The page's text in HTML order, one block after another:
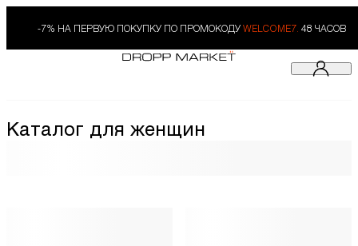
-7% НА ПЕРВУЮ ПОКУПКУ ПО ПРОМОКОДУ WELCOME7. 48 ЧАСОВ
Каталог для женщин